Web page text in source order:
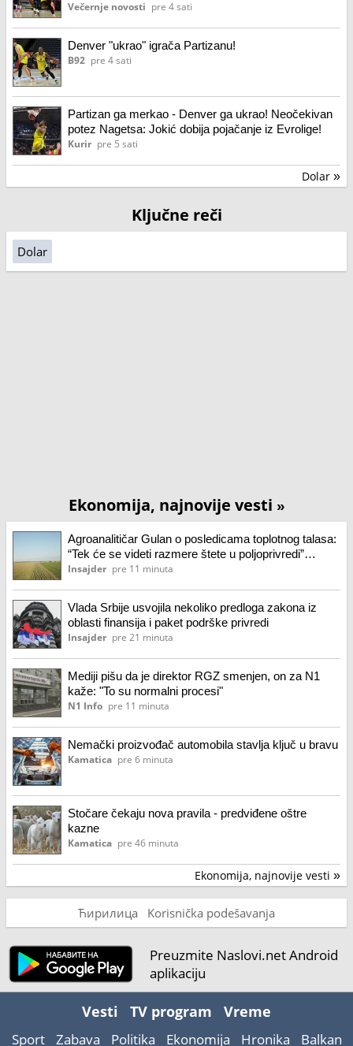
Večernje novosti pre 4 sati
Denver "ukrao" igrača Partizanu!
B92 pre 4 sati
Partizan ga merkao - Denver ga ukrao! Neočekivan
potez Nagetsa: Jokić dobija pojačanje iz Evrolige!
Kurir pre 5 sati
Dolar »
Ključne reči
Dolar
Ekonomija, najnovije vesti »
Agroanalitičar Gulan o posledicama toplotnog talasa:
“Tek će se videti razmere štete u poljoprivredi”
(VIDEO)
Insajder pre 11 minuta
Vlada Srbije usvojila nekoliko predloga zakona iz
oblasti finansija i paket podrške privredi
Insajder pre 21 minuta
Mediji pišu da je direktor RGZ smenjen, on za N1
kaže: "To su normalni procesi"
N1 Info pre 11 minuta
Nemački proizvođač automobila stavlja ključ u bravu
Kamatica pre 6 minuta
Stočare čekaju nova pravila - predviđene oštre
kazne
Kamatica pre 46 minuta
Ekonomija, najnovije vesti »
Ћирилица Korisnička podešavanja
Preuzmite Naslovi.net Android
aplikaciju
Vesti TV program Vreme
Sport Zabava Politika Ekonomija Hronika Balkan